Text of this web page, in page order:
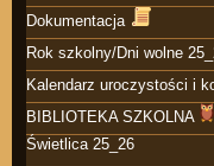
Dokumentacja
Rok szkolny/Dni wolne
Kalendarz uroczystości i
BIBLIOTEKA SZKOLNA
Świetlica 25_26